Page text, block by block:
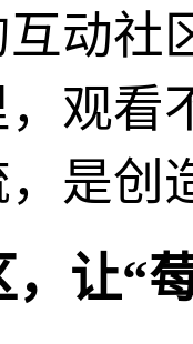
动社
观看
是创
，让“